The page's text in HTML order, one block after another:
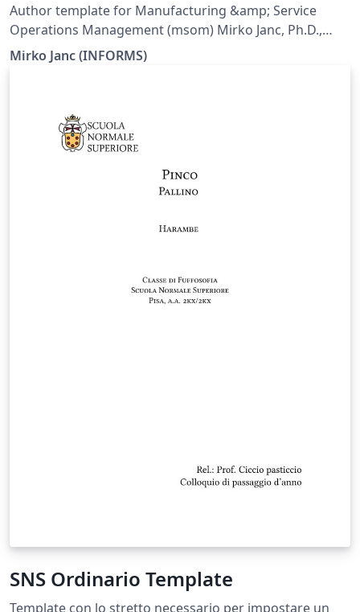
Author template for Manufacturing &amp; Service
Operations Management (msom) Mirko Janc, Ph.D.,
INFORMS, mirko.janc@informs.org ver. 0.95, December
Mirko Janc (INFORMS)
SNS Ordinario Template
Template con lo stretto necessario per impostare un